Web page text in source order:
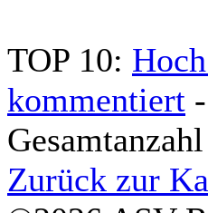
TOP 10:
kommentiert -
Zurück zur